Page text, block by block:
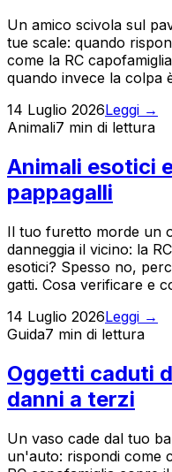
Un amico scivola sul
tue scale: quando
come la RC
quando invece la colpa
14 Luglio 2026Leggi →
Animali7 min di lettura
Animali esotici
pappagalli
Il tuo furetto morde un
danneggia il vicino: la
esotici? Spesso no,
gatti. Cosa verificare e
14 Luglio 2026Leggi →
Guida7 min di lettura
Oggetti caduti
danni a terzi
Un vaso cade dal tuo
un'auto: rispondi come